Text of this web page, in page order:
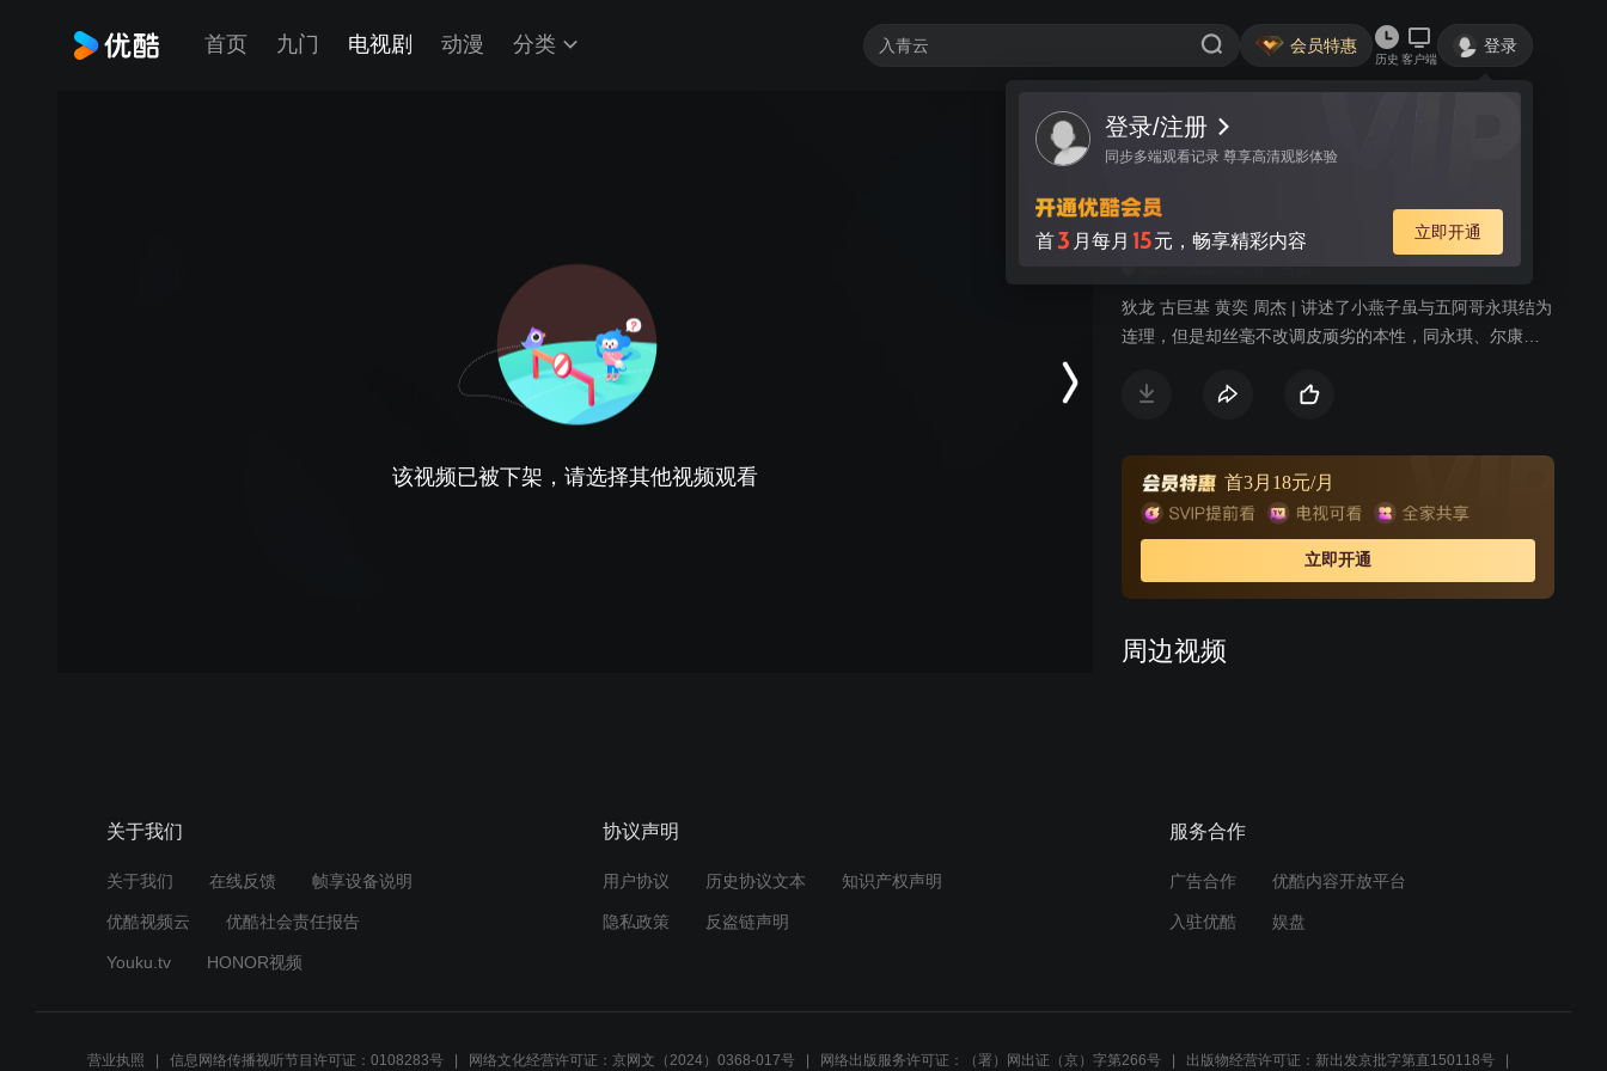
首页 九门 电视剧 动漫 分类 会员特惠
历史 客户端
登录
登录/注册
同步多端观看记录 尊享高清观影体验
首3 月每月 15元，畅享精彩内容 立即开通
该视频已被下架，请选择其他视频观看
视频 讨论
还珠格格 第三部
古装
狄龙 古巨基 黄奕 周杰 | 讲述了小燕子虽与五阿哥永琪结为
连理，但是却丝毫不改调皮顽劣的本性，同永琪、尔康、
见面。在此过程中，小燕子渐渐弄清了自己的身世，由此
边，也使得小燕子和永琪之间产生了更大的裂痕。不久，
边疆发生战乱，尔康随军南下，他和紫薇也面临着生离死
别的考验。
首3月18元/月
立即开通
周边视频
想剐自己
自己输了
03:38
关于我们
关于我们 在线反馈 帧享设备说明
优酷视频云 优酷社会责任报告
Youku.tv HONOR视频
协议声明
用户协议 历史协议文本 知识产权声明
隐私政策 反盗链声明
服务合作
广告合作 优酷内容开放平台
入驻优酷 娱盘
营业执照 信息网络传播视听节目许可证：0108283号 网络文化经营许可证：京网文（2024）0368-017号 网络出版服务许可证：（署）网出证（京）字第266号 出版物经营许可证：新出发京批字第直150118号